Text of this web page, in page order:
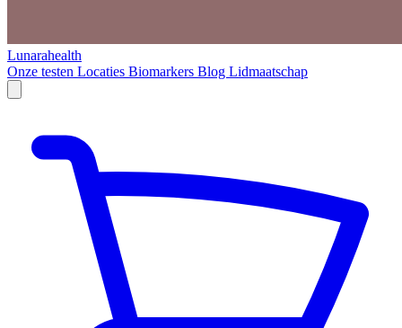
Lunarahealth
Onze testen Locaties Biomarkers Blog Lidmaatschap